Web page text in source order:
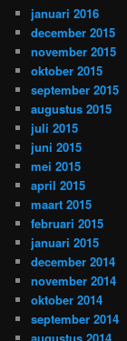
januari 2016
december 2015
november 2015
oktober 2015
september 2015
augustus 2015
juli 2015
juni 2015
mei 2015
april 2015
maart 2015
februari 2015
januari 2015
december 2014
november 2014
oktober 2014
september 2014
augustus 2014